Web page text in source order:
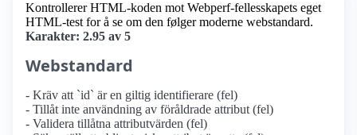
Kontrollerer HTML-koden mot Webperf-fellesskapets eget
HTML-test for å se om den følger moderne webstandard.
Karakter: 2.95 av 5
Webstandard
- Kräv att `id` är en giltig identifierare (fel)
- Tillåt inte användning av föråldrade attribut (fel)
- Validera tillåtna attributvärden (fel)